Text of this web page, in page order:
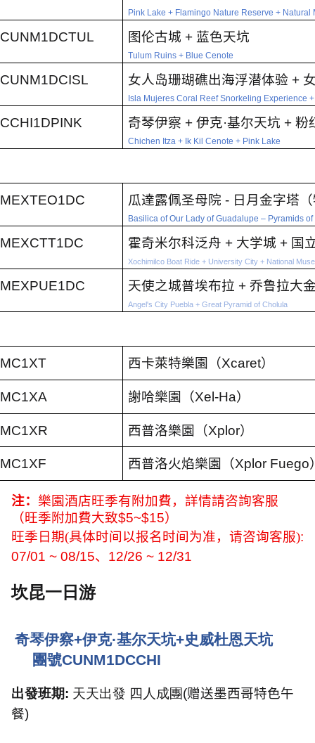
Pink Lake + Flamingo Nature Reserve + Natural
CUNM1DCTUL 图伦古城 + 蓝色天坑
Tulum Ruins + Blue Cenote
CUNM1DCISL 女人岛珊瑚礁出海浮潜体验 +
Isla Mujeres Coral Reef Snorkeling Experience
CCHI1DPINK 奇琴伊察 + 伊克·基尔天坑 + 粉
Chichen Itza + Ik Kil Cenote + Pink Lake
MEXTEO1DC 瓜達露佩圣母院 - 日月金字塔
Basilica of Our Lady of Guadalupe – Pyramids
MEXCTT1DC 霍奇米尔科泛舟 + 大学城 + 国
Xochimilco Boat Ride + University City + National
MEXPUE1DC 天使之城普埃布拉 + 乔鲁拉大
Angel's City Puebla + Great Pyramid of Cholula
MC1XT 西卡萊特樂園（Xcaret）
MC1XA 謝哈樂園（Xel-Ha）
MC1XR 西普洛樂園（Xplor）
MC1XF 西普洛火焰樂園（Xplor Fuego
注： 樂園酒店旺季有附加費，詳情請咨詢客服
（旺季附加費大致$5~$15）
旺季日期(具体时间以报名时间为准，请咨询客服):
07/01 ~ 08/15、 12/26 ~ 12/31
坎昆一日游
奇琴伊察+伊克·基尔天坑+史威杜恩天坑
團號CUNM1DCCHI
出發班期: 天天出發 四人成團(赠送墨西哥特色午
餐)